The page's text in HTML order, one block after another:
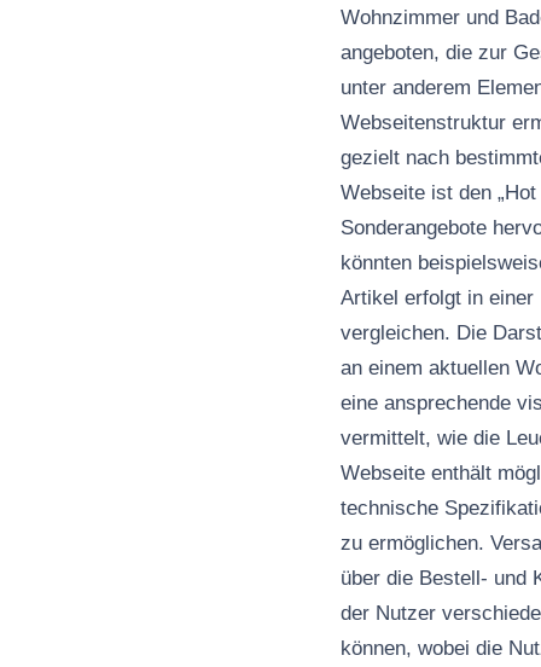
Wohnzimmer und
angeboten, die zur
unter anderem
Webseitenstruktur
gezielt nach
Webseite ist den
Sonderangebote
könnten
Artikel erfolgt in einer
vergleichen. Die
an einem aktuellen
eine ansprechende
vermittelt, wie die
Webseite enthält
technische
zu ermöglichen.
über die Bestell- und
der Nutzer
können, wobei die